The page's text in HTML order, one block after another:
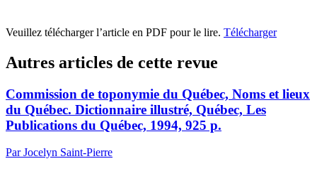
Veuillez télécharger l’article en PDF pour le lire. Télécharger
Autres articles de cette revue
Commission de toponymie du Québec, Noms et lieux
du Québec. Dictionnaire illustré, Québec, Les
Publications du Québec, 1994, 925 p.
Par Jocelyn Saint-Pierre